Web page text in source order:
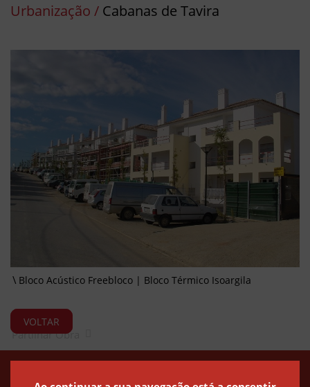
Urbanização / Cabanas de Tavira
Bloco Acústico Freebloco | Bloco Térmico Isoargila
VOLTAR
Partilhar Obra